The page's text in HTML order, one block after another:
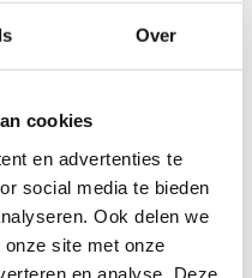
Over
cookies
en advertenties te
social media te bieden
Ook delen we
site met onze
en analyse. Deze